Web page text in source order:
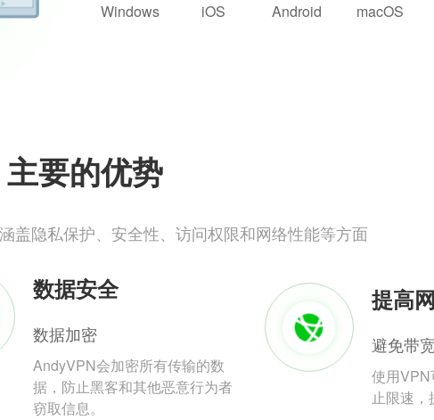
Windows iOS Android macOS
主要的优势
盖隐私保护、安全性、访问权限和网络性能等方面
数据安全
数据加密
AndyVPN会加密所有传输的数
据，防止黑客和其他恶意行为者
窃取信息。
提高
避免带
使用
止限速，